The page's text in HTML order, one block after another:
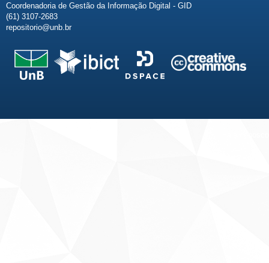
Coordenadoria de Gestão da Informação Digital - GID
(61) 3107-2683
repositorio@unb.br